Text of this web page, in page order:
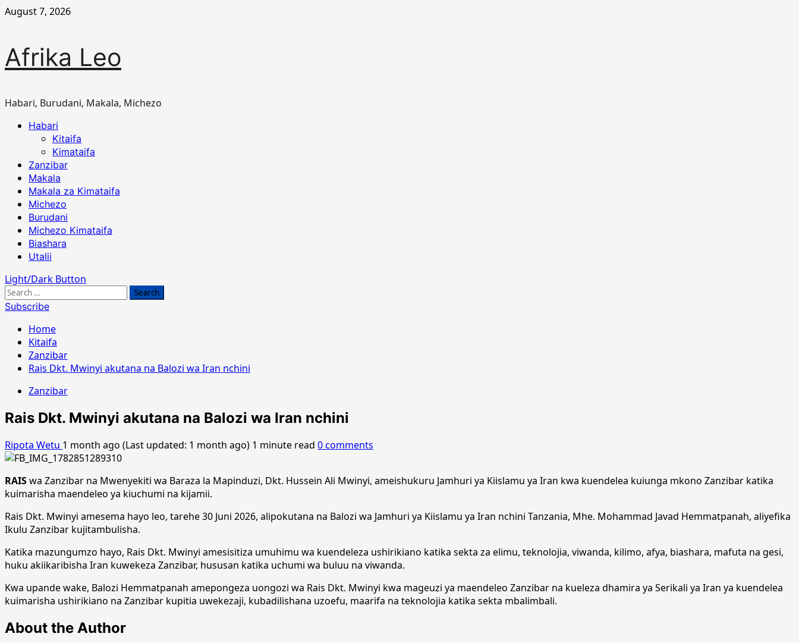
Skip
August 7, 2026
Afrika Leo
Habari, Burudani, Makala, Michezo
PrimaryHabari
Kitaifa
Kimataifa
Zanzibar
Makala
Makala za Kimataifa
Michezo
Burudani
Michezo Kimataifa
Biashara
Utalii
Light/Dark Button
Search
for:
Subscribe
Home
Kitaifa
Zanzibar
Rais Dkt. Mwinyi akutana na Balozi wa Iran nchini
Zanzibar
Rais Dkt. Mwinyi akutana na Balozi wa Iran nchini
Ripota Wetu 1 month ago (Last updated: 1 month ago) 1 minute read 0 comments
RAISwa Zanzibar na Mwenyekiti wa Baraza la Mapinduzi, Dkt. Hussein Ali Mwinyi, ameishukuru Jamhuri ya Kiislamu ya Iran kwa kuendelea kuiunga mkono Zanzibar katika
kuimarisha maendeleo ya kiuchumi na kijamii.
Rais Dkt. Mwinyi amesema hayo leo, tarehe 30 Juni 2026, alipokutana na Balozi wa Jamhuri ya Kiislamu ya Iran nchini Tanzania, Mhe. Mohammad Javad Hemmatpanah, aliyefika
Ikulu Zanzibar kujitambulisha.
Katika mazungumzo hayo, Rais Dkt. Mwinyi amesisitiza umuhimu wa kuendeleza ushirikiano katika sekta za elimu, teknolojia, viwanda, kilimo, afya, biashara, mafuta na gesi,
huku akiikaribisha Iran kuwekeza Zanzibar, hususan katika uchumi wa buluu na viwanda.
Kwa upande wake, Balozi Hemmatpanah amepongeza uongozi wa Rais Dkt. Mwinyi kwa mageuzi ya maendeleo Zanzibar na kueleza dhamira ya Serikali ya Iran ya kuendelea
kuimarisha ushirikiano na Zanzibar kupitia uwekezaji, kubadilishana uzoefu, maarifa na teknolojia katika sekta mbalimbali.
About the Author